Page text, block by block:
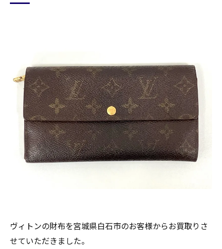
ヴィトンの財布を宮城県白石市のお客様からお買取りさ
せていただきました。